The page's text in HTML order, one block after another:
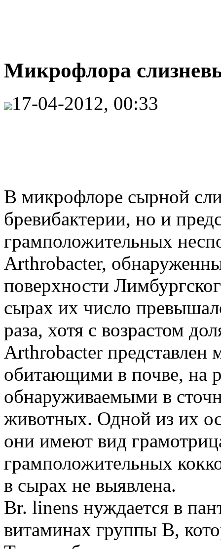
Микрофлора
17-04-2012, 00:33
В микрофлоре сырной
бревибактерии, но и
грамположительных
Arthrobacter,
поверхности
сырах их число
раза, хотя с возрастом
Arthrobacter представлен
обитающими в почве, на
обнаруживаемыми в
животных. Одной из их
они имеют вид
грамположительных
в сырах не выявлена.
Br. linens нуждается в
витаминах группы В,